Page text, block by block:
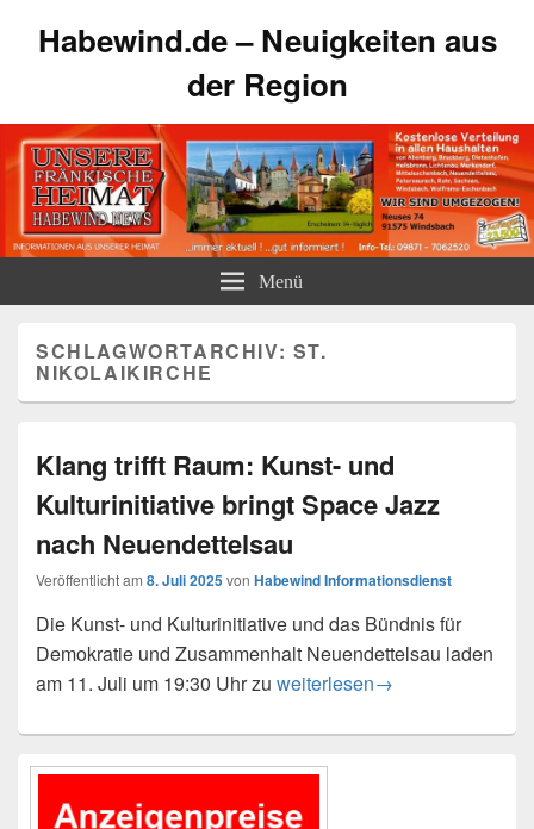
Habewind.de – Neuigkeiten aus
der Region
Menü
SCHLAGWORTARCHIV: ST.
NIKOLAIKIRCHE
Klang trifft Raum: Kunst- und
Kulturinitiative bringt Space Jazz
nach Neuendettelsau
Veröffentlicht am 8. Juli 2025von Habewind Informationsdienst
Die Kunst- und Kulturinitiative und das Bündnis für
Demokratie und Zusammenhalt Neuendettelsau laden
am 11. Juli um 19:30 Uhr zu Klang trifft Raum: Kunst- und
weiterlesen→
Primärer
Widgetbereich